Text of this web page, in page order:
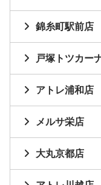
錦糸町駅前店
戸塚トツカー
アトレ浦和店
メルサ栄店
大丸京都店